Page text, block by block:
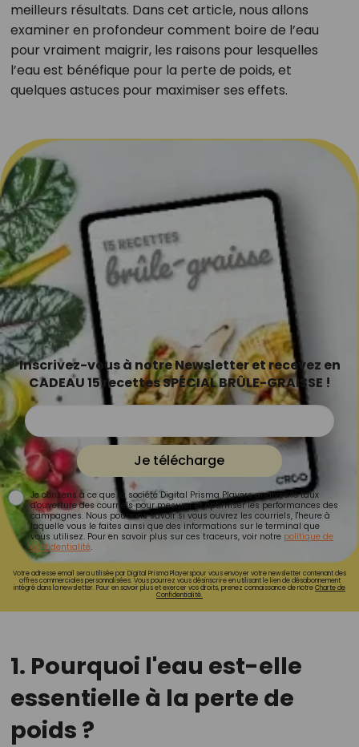
meilleurs résultats. Dans cet article, nous allons
examiner en profondeur comment boire de l’eau
pour vraiment maigrir, les raisons pour lesquelles
l’eau est bénéfique pour la perte de poids, et
quelques astuces pour maximiser ses effets.
Inscrivez-vous à notre Newsletter et recevez en
CADEAU 15 recettes SPÉCIAL BRÛLE-GRAISSE !
Je télécharge
Je consens à ce que la société Digital Prisma Players analyse le taux
d'ouverture des courriels pour mesurer et optimiser les performances des
campagnes. Nous pourrons savoir si vous ouvrez les courriels, l'heure à
laquelle vous le faites ainsi que des informations sur le terminal que
vous utilisez. Pour en savoir plus sur ces traceurs, voir notre politique de
confidentialité.
Votre adresse email sera utilisée par Digital Prisma Playerspour vous envoyer votre newsletter contenant des
offres commerciales personnalisées. Vous pourrez vous désinscrire en utilisant le lien de désabonnement
intégré dans la newsletter. Pour en savoir plus et exercer vos droits, prenez connaissance de notreCharte de
Confidentialité.
1. Pourquoi l'eau est-elle
essentielle à la perte de
poids ?